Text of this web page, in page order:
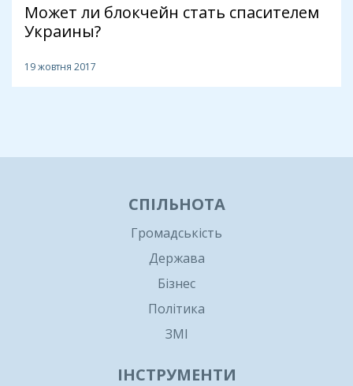
Может ли блокчейн стать спасителем
Украины?
19 жовтня 2017
СПІЛЬНОТА
Громадськість
Держава
Бізнес
Політика
ЗМІ
ІНСТРУМЕНТИ